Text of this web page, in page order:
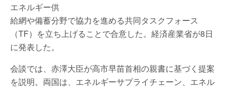
エネルギー供
給網や備蓄分野で協力を進める共同タスクフォース
（TF）を立ち上げることで合意した。経済産業省が8日
に発表した。
会談では、赤澤大臣が高市早苗首相の親書に基づく提案
を説明。両国は、エネルギーサプライチェーン、エネル